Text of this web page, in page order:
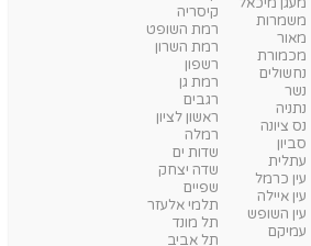
מעגן מיכאל
משמרות
מאור
מכמורת
נחשולים
נשר
נתניה
נס ציונה
סביון
עתלית
עין כרמל
עין איילה
עין השופש
עמיקם
קיסריה
רמת השופט
רמת השרון
רשפון
רמת גן
רגבים
ראשון לציון
רמלה
שדות ים
שדה יצחק
שפיים
תלמי אלעזר
תל מונד
תל אביב